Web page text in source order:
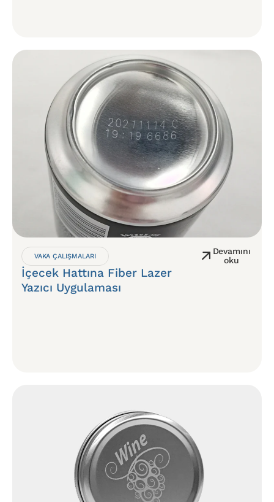
VAKA ÇALIŞMALARI
İçecek Hattına Fiber Lazer
Yazıcı Uygulaması
Devamını
oku